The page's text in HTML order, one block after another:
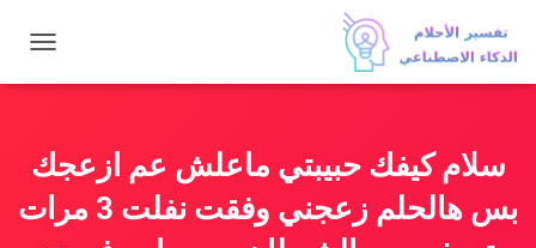
ب
ا
ت
سلام كيفك حبيبتي ماعلش عم ازعجك
بس هالحلم زعجني وفقت نفلت 3 مرات